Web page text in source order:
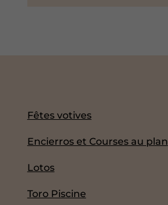
Fêtes votives
Encierros et Courses au plan
Lotos
Toro Piscine